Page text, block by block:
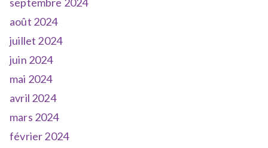
août 2024
juillet 2024
juin 2024
mai 2024
avril 2024
mars 2024
février 2024